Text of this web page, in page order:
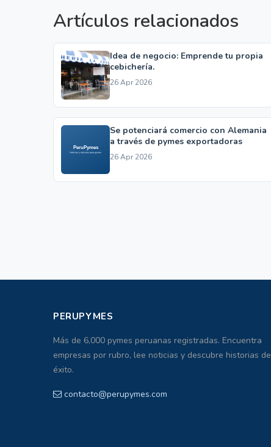
Artículos relacionados
Idea de negocio: Emprende tu propia
cebichería.
26 Apr 2026
Se potenciará comercio con Alemania
a través de pymes exportadoras
26 Apr 2026
PERUPYMES
Más de 6,000 pymes peruanas registradas. Encuentra
empresas por rubro, lee noticias y descubre historias de
éxito.
contacto@perupymes.com